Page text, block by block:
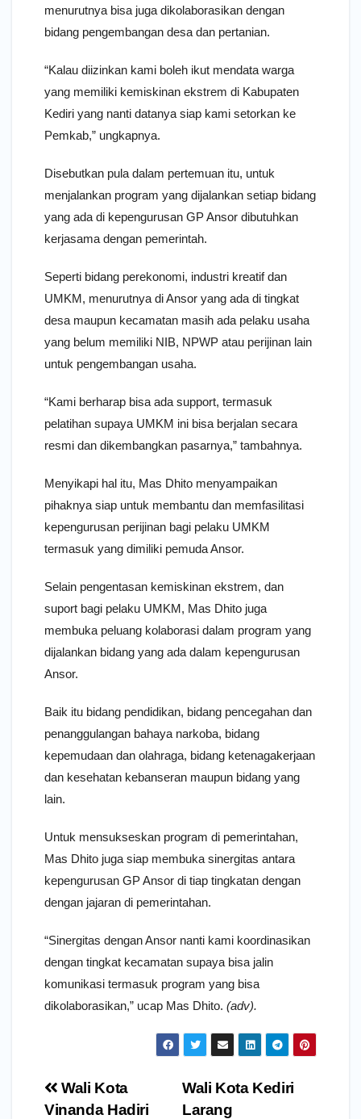
menurutnya bisa juga dikolaborasikan dengan
bidang pengembangan desa dan pertanian.
“Kalau diizinkan kami boleh ikut mendata warga
yang memiliki kemiskinan ekstrem di Kabupaten
Kediri yang nanti datanya siap kami setorkan ke
Pemkab,” ungkapnya.
Disebutkan pula dalam pertemuan itu, untuk
menjalankan program yang dijalankan setiap bidang
yang ada di kepengurusan GP Ansor dibutuhkan
kerjasama dengan pemerintah.
Seperti bidang perekonomi, industri kreatif dan
UMKM, menurutnya di Ansor yang ada di tingkat
desa maupun kecamatan masih ada pelaku usaha
yang belum memiliki NIB, NPWP atau perijinan lain
untuk pengembangan usaha.
“Kami berharap bisa ada support, termasuk
pelatihan supaya UMKM ini bisa berjalan secara
resmi dan dikembangkan pasarnya,” tambahnya.
Menyikapi hal itu, Mas Dhito menyampaikan
pihaknya siap untuk membantu dan memfasilitasi
kepengurusan perijinan bagi pelaku UMKM
termasuk yang dimiliki pemuda Ansor.
Selain pengentasan kemiskinan ekstrem, dan
suport bagi pelaku UMKM, Mas Dhito juga
membuka peluang kolaborasi dalam program yang
dijalankan bidang yang ada dalam kepengurusan
Ansor.
Baik itu bidang pendidikan, bidang pencegahan dan
penanggulangan bahaya narkoba, bidang
kepemudaan dan olahraga, bidang ketenagakerjaan
dan kesehatan kebanseran maupun bidang yang
lain.
Untuk mensukseskan program di pemerintahan,
Mas Dhito juga siap membuka sinergitas antara
kepengurusan GP Ansor di tiap tingkatan dengan
dengan jajaran di pemerintahan.
“Sinergitas dengan Ansor nanti kami koordinasikan
dengan tingkat kecamatan supaya bisa jalin
komunikasi termasuk program yang bisa
dikolaborasikan,” ucap Mas Dhito. (adv).
Navigasi
pos
Wali Kota Kediri
Larang
Wali Kota
Vinanda Hadiri